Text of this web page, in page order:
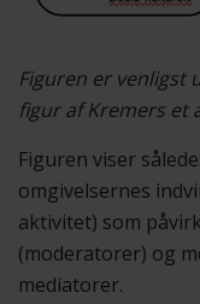
Figuren er venligst
figur af Kremers et
Figuren viser
omgivelsernes
aktivitet) som
(moderatorer) og
mediatorer.